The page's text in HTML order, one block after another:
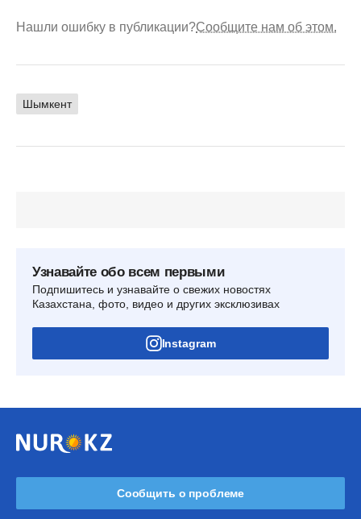
Нашли ошибку в публикации?Сообщите нам об этом.
Шымкент
Узнавайте обо всем первыми
Подпишитесь и узнавайте о свежих новостях
Казахстана, фото, видео и других эксклюзивах
Instagram
Сообщить о проблеме